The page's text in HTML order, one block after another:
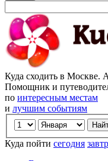
Куда сходить в Москве.
Помощник и
по интересным местам
и лучшим событиям
Куда пойти сегодня